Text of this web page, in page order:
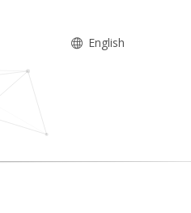
English